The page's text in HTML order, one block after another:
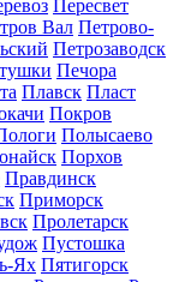
Пересвет
Вал Петрово-
Петрозаводск
Печора
Плавск Пласт
Покров
Полысаево
Порхов
Правдинск
Приморск
Пролетарск
Пустошка
Ях Пятигорск